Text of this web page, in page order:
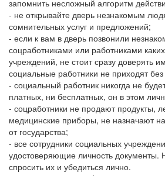
запомнить несложный алгоритм
- не открывайте дверь незнакомым
сомнительных услуг и предложений;
- если к вам в дверь позвонили
соцработниками или работниками
учреждений, не стоит сразу доверять
социальные работники не приходят
- социальный работник никогда не
платных, ни бесплатных, он в этом
- соцработники не продают продукты,
медицинские приборы, не назначают
от государства;
- все сотрудники социальных
удостоверяющие личность документы.
спросить их и убедиться лично.